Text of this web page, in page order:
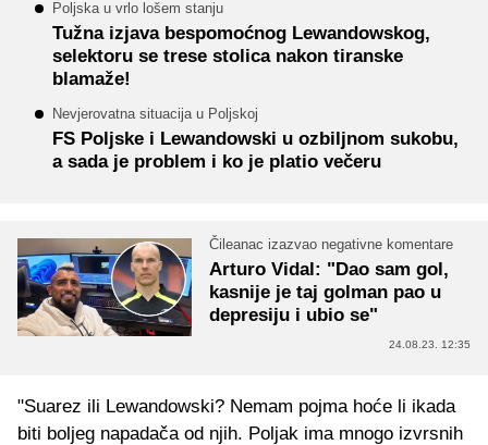
Poljska u vrlo lošem stanju
Tužna izjava bespomoćnog Lewandowskog,
selektoru se trese stolica nakon tiranske
blamaže!
Nevjerovatna situacija u Poljskoj
FS Poljske i Lewandowski u ozbiljnom sukobu,
a sada je problem i ko je platio večeru
Čileanac izazvao negativne komentare
Arturo Vidal: "Dao sam gol,
kasnije je taj golman pao u
depresiju i ubio se"
24.08.23. 12:35
"Suarez ili Lewandowski? Nemam pojma hoće li ikada
biti boljeg napadača od njih. Poljak ima mnogo izvrsnih